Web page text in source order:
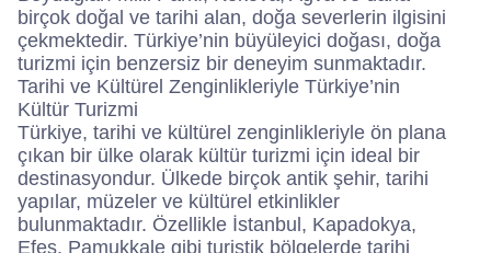
birçok doğal ve tarihi alan, doğa severlerin ilgisini
çekmektedir. Türkiye’nin büyüleyici doğası, doğa
turizmi için benzersiz bir deneyim sunmaktadır.
Tarihi ve Kültürel Zenginlikleriyle Türkiye’nin
Kültür Turizmi
Türkiye, tarihi ve kültürel zenginlikleriyle ön plana
çıkan bir ülke olarak kültür turizmi için ideal bir
destinasyondur. Ülkede birçok antik şehir, tarihi
yapılar, müzeler ve kültürel etkinlikler
bulunmaktadır. Özellikle İstanbul, Kapadokya,
Efes, Pamukkale gibi turistik bölgelerde tarihi